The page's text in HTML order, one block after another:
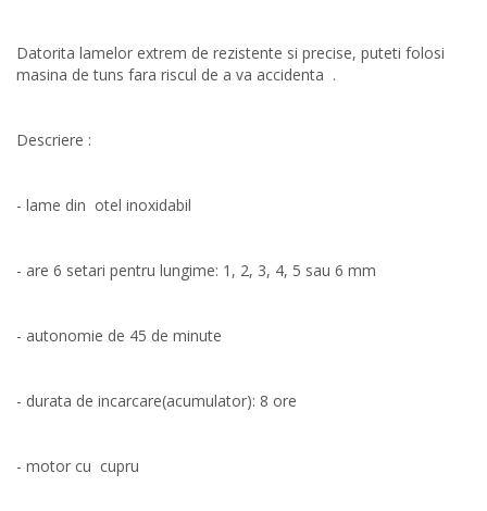
Datorita lamelor extrem de rezistente si precise, puteti folosi
masina de tuns fara riscul de a va accidenta .
Descriere :
- lame din otel inoxidabil
- are 6 setari pentru lungime: 1, 2, 3, 4, 5 sau 6 mm
- autonomie de 45 de minute
- durata de incarcare(acumulator): 8 ore
- motor cu cupru